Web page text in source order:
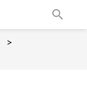
search
>